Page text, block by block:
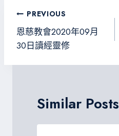
o
ok
er
m
文
章
導
覽
PREVIOUS
恩慈教會2020年09月
30日讀經靈修
Similar Posts